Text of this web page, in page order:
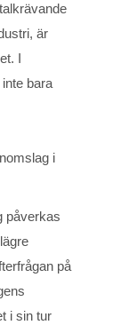
är
I
bara
i
påverkas
på
i sin tur